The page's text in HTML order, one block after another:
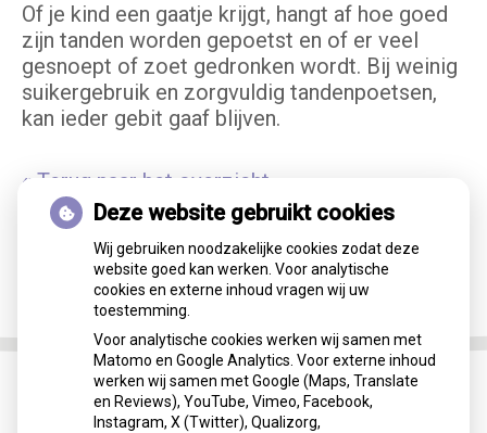
Of je kind een gaatje krijgt, hangt af hoe goed
zijn tanden worden gepoetst en of er veel
gesnoept of zoet gedronken wordt. Bij weinig
suikergebruik en zorgvuldig tandenpoetsen,
kan ieder gebit gaaf blijven.
« Terug naar het overzicht
Deze website gebruikt cookies
Wij gebruiken noodzakelijke cookies zodat deze
website goed kan werken. Voor analytische
cookies en externe inhoud vragen wij uw
toestemming.
Voor analytische cookies werken wij samen met
Matomo en Google Analytics. Voor externe inhoud
werken wij samen met Google (Maps, Translate
en Reviews), YouTube, Vimeo, Facebook,
Instagram, X (Twitter), Qualizorg,